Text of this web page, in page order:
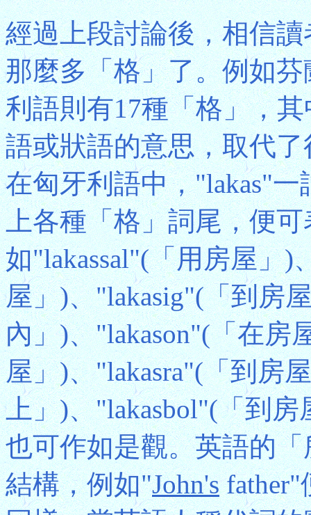
經過上段討論後，相信
那麼多「格」了。例如
利語則有17種「格」，
語或狀語的意思，取代
在匈牙利語中，"lakas"
上各種「格」詞尾，便
如"lakassal"(「用房屋」)
屋」)、"lakasig"(「到房
內」)、"lakason"(「在房
屋」)、"lakasra"(「到房
上」)、"lakasbol"(「到
也可作如是觀。英語的
結構，例如"John'sfather"